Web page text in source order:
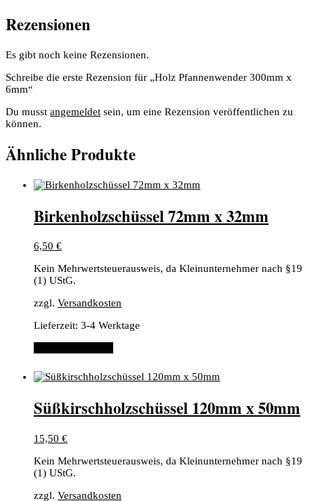
Rezensionen
Es gibt noch keine Rezensionen.
Schreibe die erste Rezension für „Holz Pfannenwender 300mm x
6mm“
Du musst angemeldet sein, um eine Rezension veröffentlichen zu
können.
Ähnliche Produkte
Birkenholzschüssel 72mm x 32mm
6,50 €
Kein Mehrwertsteuerausweis, da Kleinunternehmer nach §19
(1) UStG.
zzgl. Versandkosten
Lieferzeit: 3-4 Werktage
Süßkirschholzschüssel 120mm x 50mm
15,50 €
Kein Mehrwertsteuerausweis, da Kleinunternehmer nach §19
(1) UStG.
zzgl. Versandkosten